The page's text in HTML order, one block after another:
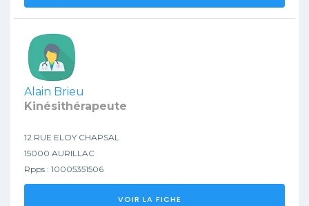
Alain Brieu
Kinésithérapeute
12 RUE ELOY CHAPSAL
15000 AURILLAC
Rpps : 10005351506
VOIR LA FICHE